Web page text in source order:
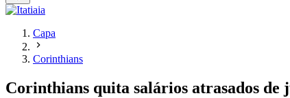
Capa
Corinthians
Corinthians quita salários atrasados de